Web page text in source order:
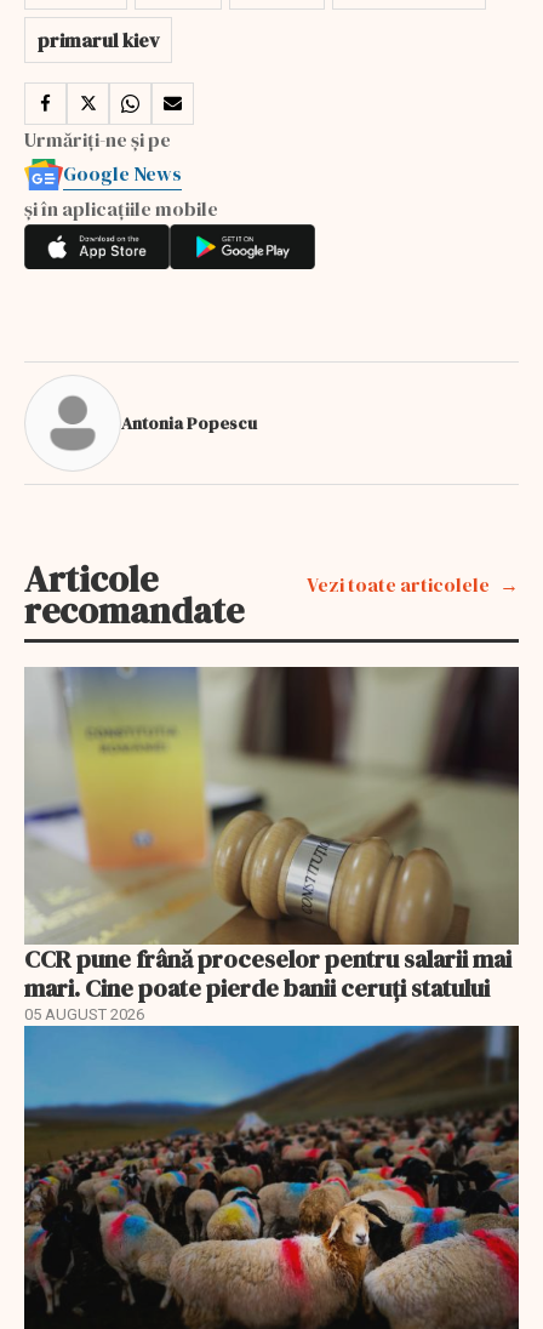
primarul kiev
Urmăriți-ne și pe
Google News
și în aplicațiile mobile
Antonia Popescu
Articole
recomandate
Vezi toate articolele
CCR pune frână proceselor pentru salarii mai
mari. Cine poate pierde banii ceruți statului
05 AUGUST 2026